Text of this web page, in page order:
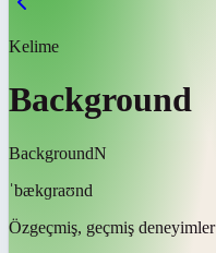
Kelime
Background
BackgroundN
ˈbækɡraʊnd
Özgeçmiş, geçmiş deneyimler